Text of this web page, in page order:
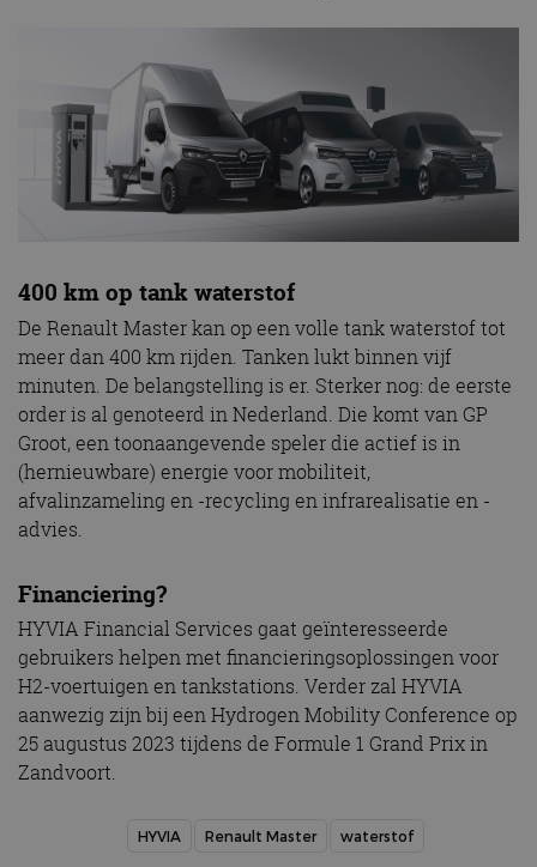
400 km op tank waterstof
De Renault Master kan op een volle tank waterstof tot
meer dan 400 km rijden. Tanken lukt binnen vijf
minuten. De belangstelling is er. Sterker nog: de eerste
order is al genoteerd in Nederland. Die komt van GP
Groot, een toonaangevende speler die actief is in
(hernieuwbare) energie voor mobiliteit,
afvalinzameling en -recycling en infrarealisatie en -
advies.
Financiering?
HYVIA Financial Services gaat geïnteresseerde
gebruikers helpen met financieringsoplossingen voor
H2-voertuigen en tankstations. Verder zal HYVIA
aanwezig zijn bij een Hydrogen Mobility Conference op
25 augustus 2023 tijdens de Formule 1 Grand Prix in
Zandvoort.
HYVIA Renault Master waterstof